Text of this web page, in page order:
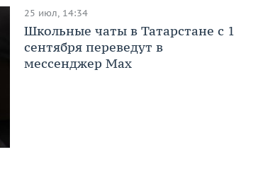
25 июл, 14:34
Школьные чаты в Татарстане с 1
сентября переведут в
мессенджер Мах